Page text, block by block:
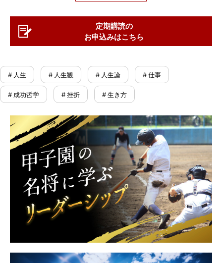
定期購読の
お申込みはこちら
# 人生 # 人生観 # 人生論 # 仕事
# 成功哲学 # 挫折 # 生き方